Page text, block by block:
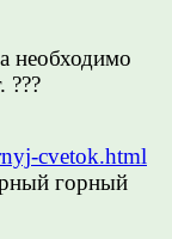
необходимо
???
cvetok.html
горный